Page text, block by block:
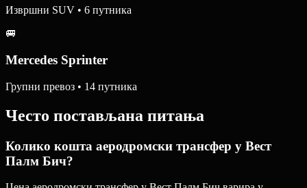
Извршни SUV • 6 путника
🚐
Mercedes Sprinter
Групни превоз • 14 путника
Често постављана питања
Колико кошта аеродромски трансфер у Вест
Палм Бич?